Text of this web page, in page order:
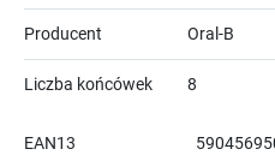
Producent Oral-B
Liczba końcówek 8
EAN13